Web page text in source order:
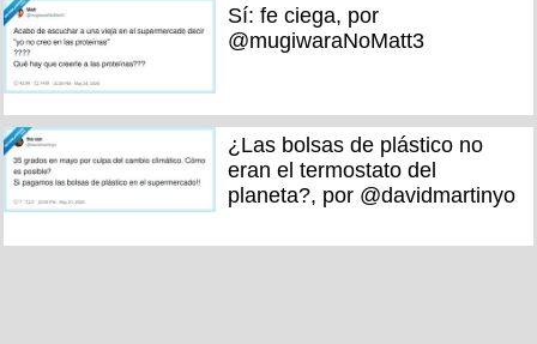
Sí: fe ciega, por
@mugiwaraNoMatt3
¿Las bolsas de plástico no
eran el termostato del
planeta?, por @davidmartinyo